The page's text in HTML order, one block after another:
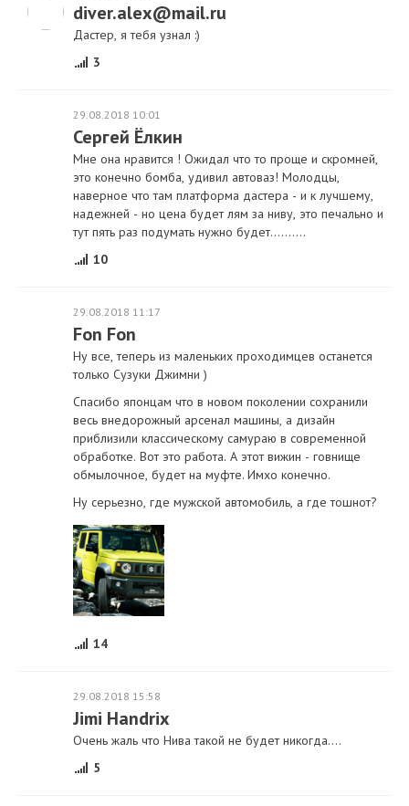
diver.alex@mail.ru
Дастер, я тебя узнал :)
3
29.08.2018 10:01
Сергей Ёлкин
Мне она нравится ! Ожидал что то проще и скромней,
это конечно бомба, удивил автоваз! Молодцы,
наверное что там платформа дастера - и к лучшему,
надежней - но цена будет лям за ниву, это печально и
тут пять раз подумать нужно будет..........
10
29.08.2018 11:17
Fon Fon
Ну все, теперь из маленьких проходимцев останется
только Сузуки Джимни )
Спасибо японцам что в новом поколении сохранили
весь внедорожный арсенал машины, а дизайн
приблизили классическому самураю в современной
обработке. Вот это работа. А этот вижин - говнище
обмылочное, будет на муфте. Имхо конечно.
Ну серьезно, где мужской автомобиль, а где тошнот?
14
29.08.2018 15:58
Jimi Handrix
Очень жаль что Нива такой не будет никогда....
5